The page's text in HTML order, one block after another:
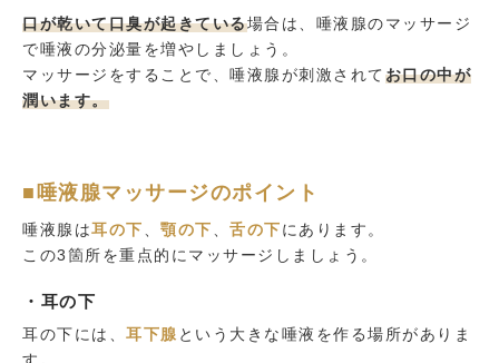
口が乾いて口臭が起きている場合は、唾液腺のマッサージ
で唾液の分泌量を増やしましょう。
マッサージをすることで、唾液腺が刺激されてお口の中が
潤います。
■唾液腺マッサージのポイント
唾液腺は耳の下、 顎の下、 舌の下にあります。
この3箇所を重点的にマッサージしましょう。
・耳の下
耳の下には、 耳下腺 という大きな唾液を作る場所がありま